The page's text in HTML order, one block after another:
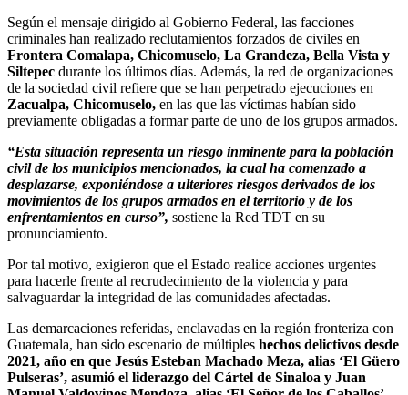
Según el mensaje dirigido al Gobierno Federal, las facciones
criminales han realizado reclutamientos forzados de civiles en
Frontera Comalapa, Chicomuselo, La Grandeza, Bella Vista y
Siltepec durante los últimos días. Además, la red de organizaciones
de la sociedad civil refiere que se han perpetrado ejecuciones en
Zacualpa, Chicomuselo, en las que las víctimas habían sido
previamente obligadas a formar parte de uno de los grupos armados.
“Esta situación representa un riesgo inminente para la población
civil de los municipios mencionados, la cual ha comenzado a
desplazarse, exponiéndose a ulteriores riesgos derivados de los
movimientos de los grupos armados en el territorio y de los
enfrentamientos en curso”, sostiene la Red TDT en su
pronunciamiento.
Por tal motivo, exigieron que el Estado realice acciones urgentes
para hacerle frente al recrudecimiento de la violencia y para
salvaguardar la integridad de las comunidades afectadas.
Las demarcaciones referidas, enclavadas en la región fronteriza con
Guatemala, han sido escenario de múltiples hechos delictivos desde
2021, año en que Jesús Esteban Machado Meza, alias ‘El Güero
Pulseras’, asumió el liderazgo del Cártel de Sinaloa y Juan